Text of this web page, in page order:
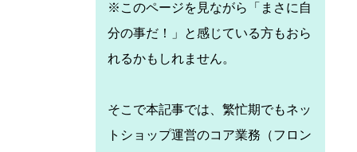
※このページを見ながら「まさに自
分の事だ！」と感じている方もおら
れるかもしれません。
そこで本記事では、繁忙期でもネッ
トショップ運営のコア業務（フロン